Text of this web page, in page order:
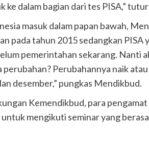
dalam bagian dari tes PISA,”
masuk dalam papan bawah,
pada tahun 2015 sedangkan PISA
pemerintahan sekarang. Nanti
Perubahannya naik
desember,” pungkas Mendikbud.
Kemendikbud, para
mengikuti seminar yang